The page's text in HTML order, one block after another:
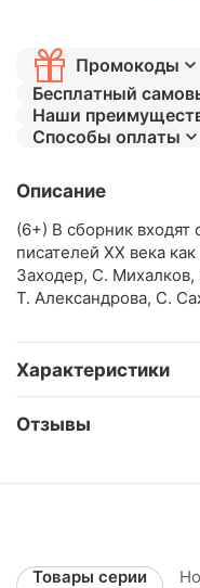
Промокоды
Бесплатный
Наши
Способы оплаты
Описание
(6+) В сборник входят
писателей ХХ века
Заходер, С. Михалков,
Т. Александрова, С.
Характеристики
Отзывы
Товары серии